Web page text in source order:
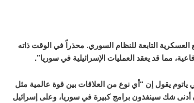
العسكرية التابعة للنظام السوري. محذراً في الوقت ذاته
مما قد يعقد العمليات الإسرائيلية في سوريا”.
ياتوم يقول إن “أي نوع من العلاقات بين قوة عالمية مثل
شك سينفذون برامج كبيرة في سوريا، وعلى إسرائيل